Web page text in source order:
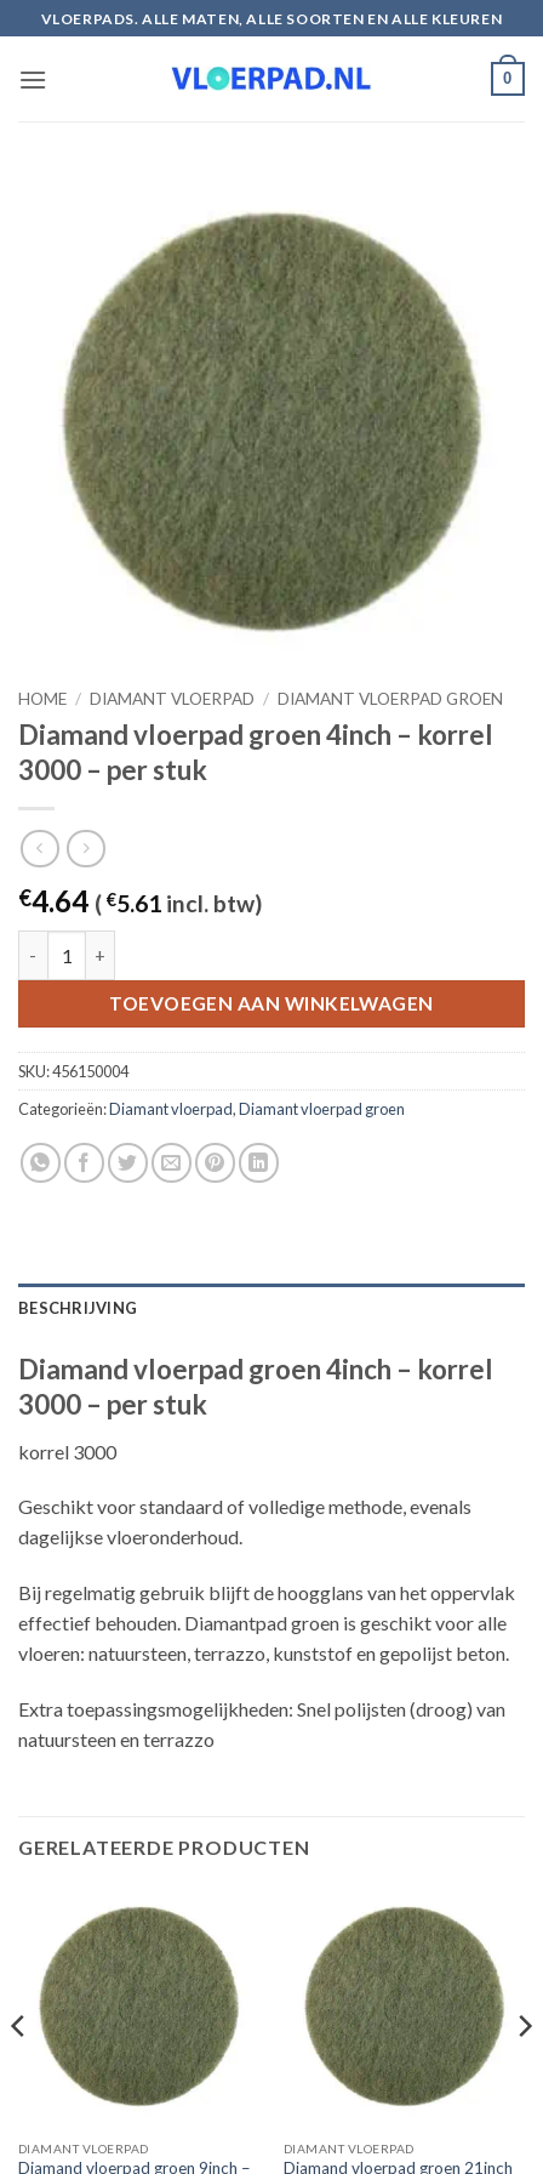
naar
inhoud
VLOERPADS. ALLE MATEN, ALLE SOORTEN EN ALLE KLEUREN
0
HOME / DIAMANT VLOERPAD / DIAMANT VLOERPAD GROEN
Diamand vloerpad groen 4inch – korrel
3000 – per stuk
€4.64 ( €5.61 incl. btw)
TOEVOEGEN AAN WINKELWAGEN
SKU:456150004
Categorieën:Diamant vloerpad,Diamant vloerpad groen
BESCHRIJVING
Diamand vloerpad groen 4inch – korrel
3000 – per stuk
korrel 3000
Geschikt voor standaard of volledige methode, evenals
dagelijkse vloeronderhoud.
Bij regelmatig gebruik blijft de hoogglans van het oppervlak
effectief behouden. Diamantpad groen is geschikt voor alle
vloeren: natuursteen, terrazzo, kunststof en gepolijst beton.
Extra toepassingsmogelijkheden: Snel polijsten (droog) van
natuursteen en terrazzo
GERELATEERDE PRODUCTEN
DIAMANT VLOERPAD
Diamand vloerpad groen 9inch –
DIAMANT VLOERPAD
Diamand vloerpad groen 21inch